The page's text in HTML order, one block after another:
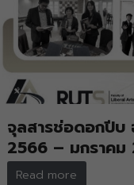
จุลสารช่อดอกปีบ
2566 – มกราคม
Read more